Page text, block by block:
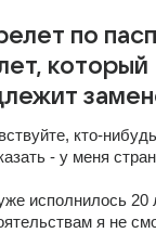
по
который
кто-
- у меня
исполнилось 20
я не